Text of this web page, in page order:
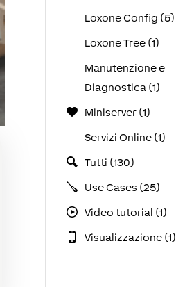
Loxone Config (5)
Loxone Tree (1)
Manutenzione e
Diagnostica (1)
Miniserver (1)
Servizi Online (1)
Tutti (130)
Use Cases (25)
Video tutorial (1)
Visualizzazione (1)